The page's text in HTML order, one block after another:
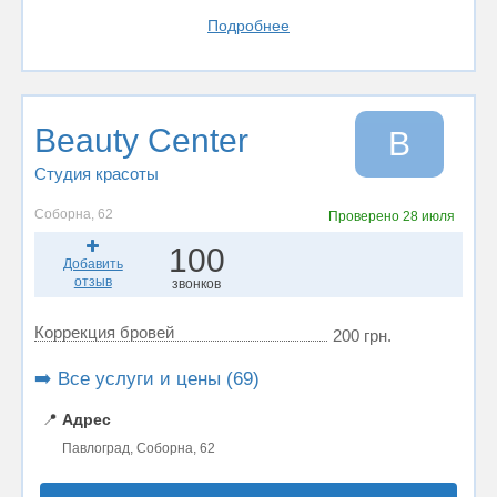
Подробнее
Beauty Center
Студия красоты
B
Соборна, 62 Проверено 28 июля
Добавить
отзыв
100
звонков
Коррекция бровей 200 грн.
➡️ Все услуги и цены (69)
📍 Адрес
Павлоград, Соборна, 62